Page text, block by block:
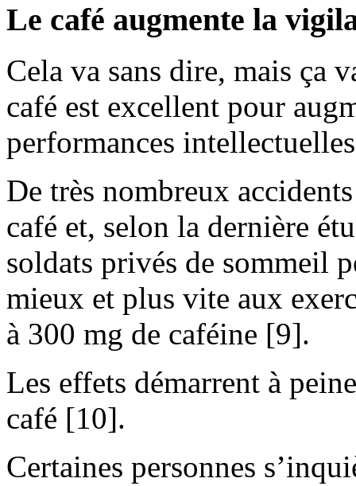
Le café augmente la
Cela va sans dire, mais ça
café est excellent pour
performances
De très nombreux
café et, selon la dernière
soldats privés de sommeil
mieux et plus vite aux
à 300 mg de caféine [9].
Les effets démarrent à
café [10].
Certaines personnes